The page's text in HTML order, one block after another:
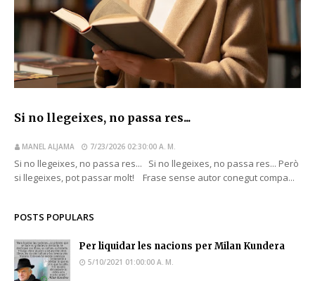
Si no llegeixes, no passa res...
MANEL ALJAMA 7/23/2026 02:30:00 A. M.
Si no llegeixes, no passa res... Si no llegeixes, no passa res... Però
si llegeixes, pot passar molt! Frase sense autor conegut compa...
POSTS POPULARS
Per liquidar les nacions per Milan Kundera
5/10/2021 01:00:00 A. M.